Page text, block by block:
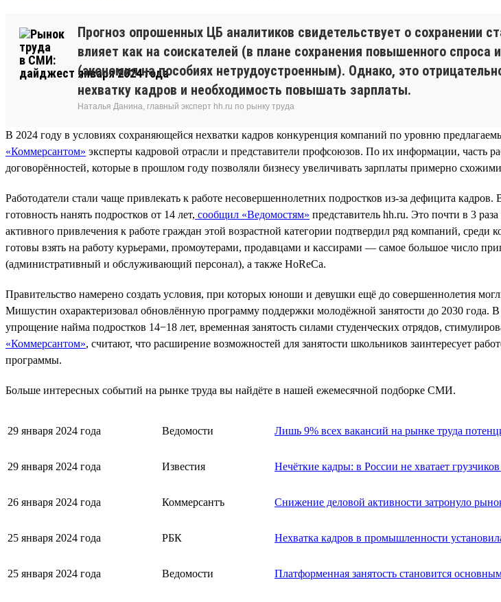
Прогноз опрошенных ЦБ аналитиков свидетельствует о сохранении
влияет как на соискателей (в плане сохранения повышенного
(экономия на пособиях нетрудоустроенным). Однако, это
нехватку кадров и необходимость повышать зарплаты.
Наталья Данина, главный эксперт hh.ru по рынку труда
В 2024 году в условиях сохраняющейся нехватки кадров конкуренция компаний по уровню
«Коммерсантом» эксперты кадровой отрасли и представители профсоюзов. По их информации, часть
договорённостей, которые в прошлом году позволяли бизнесу увеличивать зарплаты примерно
Работодатели стали чаще привлекать к работе несовершеннолетних подростков из-за дефицита
готовность нанять подростков от 14 лет, сообщил «Ведомостям» представитель hh.ru. Это почти в 3
активного привлечения к работе граждан этой возрастной категории подтвердил ряд компаний,
готовы взять на работу курьерами, промоутерами, продавцами и кассирами — самое большое число
(административный и обслуживающий персонал), а также HoReCa.
Правительство намерено создать условия, при которых юноши и девушки ещё до совершеннолетия
Мишустин охарактеризовал обновлённую программу поддержки молодёжной занятости до 2030
упрощение найма подростков 14−18 лет, временная занятость силами студенческих отрядов,
«Коммерсантом», считают, что расширение возможностей для занятости школьников заинтересует
программы.
Больше интересных событий на рынке труда вы найдёте в нашей ежемесячной подборке СМИ.
29 января 2024 года Ведомости Лишь 9% всех вакансий на рынке труда
29 января 2024 года Известия Нечёткие кадры: в России не хватает
26 января 2024 года Коммерсантъ Снижение деловой активности затронуло
25 января 2024 года РБК Нехватка кадров в промышленности
25 января 2024 года Ведомости Платформенная занятость становится